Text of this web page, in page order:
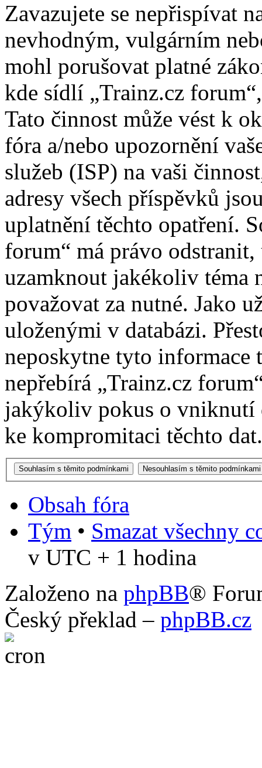
Zavazujete se nepřispívat
nevhodným, vulgárním
mohl porušovat platné
kde sídlí „Trainz.cz
Tato činnost může vést k
fóra a/nebo upozornění
služeb (ISP) na vaši
adresy všech příspěvků
uplatnění těchto opatření.
forum“ má právo
uzamknout jakékoliv téma
považovat za nutné. Jako
uloženými v databázi.
neposkytne tyto informace
nepřebírá „Trainz.cz
jakýkoliv pokus o vniknutí
ke kompromitaci těchto dat.
Obsah fóra
Tým • Smazat všechny
v UTC + 1 hodina
Založeno na phpBB®
Český překlad – phpBB.cz